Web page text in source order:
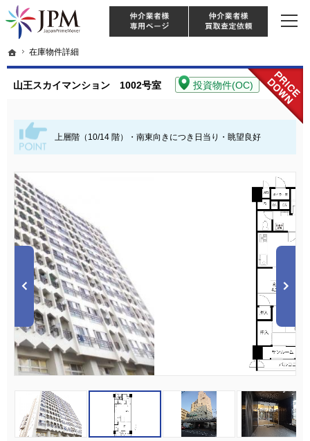
ホーム
在庫物件詳細
東京・神奈川・埼玉・千葉のリノベーション住宅や中古マンションを手がける会
【物件買取強化中！】リノベーション住宅・不動産・中古マンションならJPM
山王スカイマンション 1002号室 投資物件(OC)
上層階（10/14 階）・南東向きにつき日当り・眺望良好
1 2 3
ホーム
在庫物件詳細